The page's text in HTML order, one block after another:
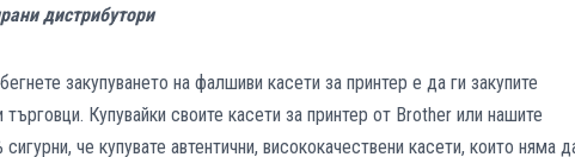
дистрибутори
закупуването на фалшиви касети за принтер е да ги закупите
Купувайки своите касети за принтер от Brother или нашите
че купувате автентични, висококачествени касети, които няма